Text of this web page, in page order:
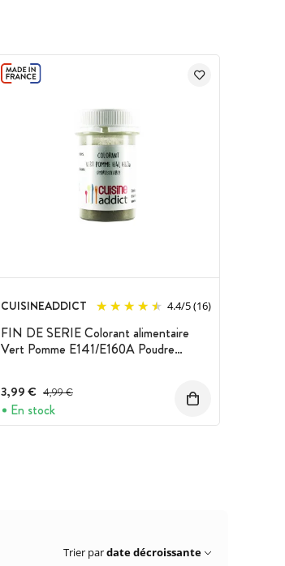
CUISINEADDICT 4.4/5(16)
FIN DE SERIE Colorant alimentaire
Vert Pomme E141/E160A Poudre
3,99 € Prix avant réduction :
4,99 €
En stock
Trier pardate décroissante